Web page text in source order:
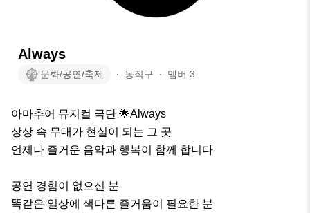
Always
문화/공연/축제 ∙ 동작구 ∙ 멤버 3
아마추어 뮤지컬 극단 🌟Always
상상 속 무대가 현실이 되는 그 곳
언제나 즐거운 음악과 행복이 함께 합니다
공연 경험이 없으신 분
똑같은 일상에 색다른 즐거움이 필요한 분